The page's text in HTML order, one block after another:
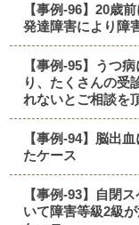
【事例-96】20歳
発達障害により障
【事例-95】うつ
り、たくさんの受
れないとご相談を
【事例-94】脳出
たケース
【事例-93】自閉
いて障害等級2級